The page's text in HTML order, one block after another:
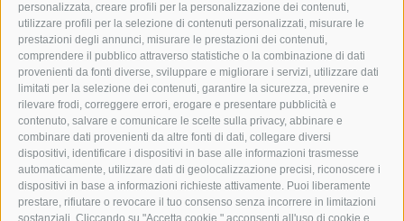
personalizzata, creare profili per la personalizzazione dei contenuti,
utilizzare profili per la selezione di contenuti personalizzati, misurare le
prestazioni degli annunci, misurare le prestazioni dei contenuti,
comprendere il pubblico attraverso statistiche o la combinazione di dati
provenienti da fonti diverse, sviluppare e migliorare i servizi, utilizzare dati
limitati per la selezione dei contenuti, garantire la sicurezza, prevenire e
rilevare frodi, correggere errori, erogare e presentare pubblicità e
contenuto, salvare e comunicare le scelte sulla privacy, abbinare e
combinare dati provenienti da altre fonti di dati, collegare diversi
dispositivi, identificare i dispositivi in base alle informazioni trasmesse
automaticamente, utilizzare dati di geolocalizzazione precisi, riconoscere i
dispositivi in base a informazioni richieste attivamente. Puoi liberamente
prestare, rifiutare o revocare il tuo consenso senza incorrere in limitazioni
sostanziali. Cliccando su "Accetta cookie," acconsenti all'uso di cookie e